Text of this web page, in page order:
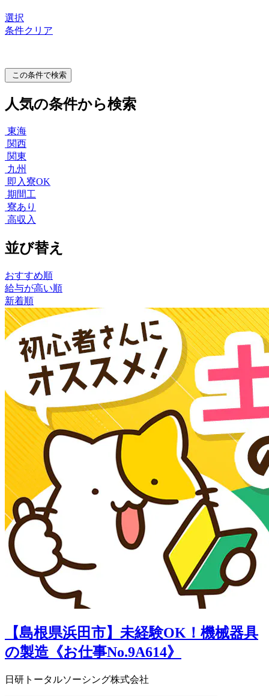
選択
条件クリア
この条件で検索
人気の条件から検索
東海
関西
関東
九州
即入寮OK
期間工
寮あり
高収入
並び替え
おすすめ順
給与が高い順
新着順
【島根県浜田市】未経験OK！機械器具
の製造《お仕事No.9A614》
日研トータルソーシング株式会社